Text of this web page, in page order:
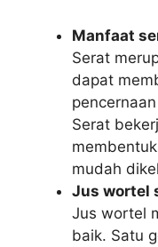
Manfaat
Serat
dapat
Serat
mudah
Jus wortel
Jus wortel
baik. Satu